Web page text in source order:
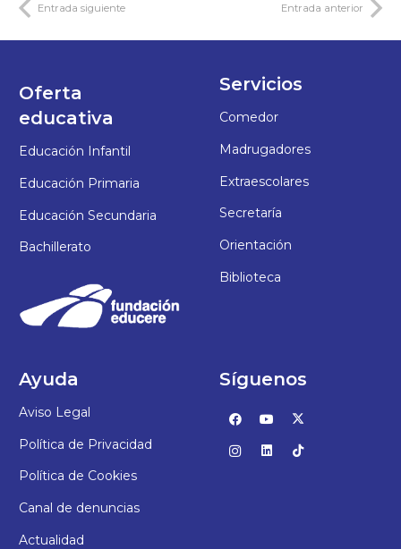
Entrada siguiente Entrada anterior
Oferta
educativa
Educación Infantil
Educación Primaria
Educación Secundaria
Bachillerato
Servicios
Comedor
Madrugadores
Extraescolares
Secretaría
Orientación
Biblioteca
Ayuda
Aviso Legal
Política de Privacidad
Política de Cookies
Canal de denuncias
Actualidad
Síguenos